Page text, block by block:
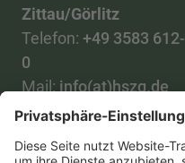
Zittau/Görlitz
Telefon: +49 3583 612-
0
Mail: info(at)hszg.de